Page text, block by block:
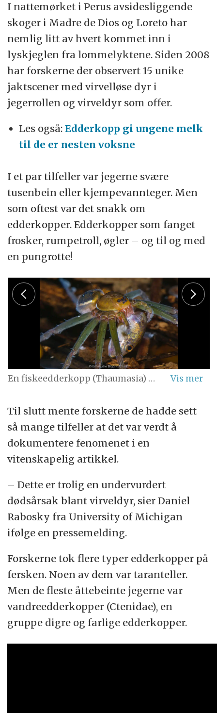
I nattemørket i Perus avsidesliggende
skoger i Madre de Dios og Loreto har
nemlig litt av hvert kommet inn i
lyskjeglen fra lommelyktene. Siden 2008
har forskerne der observert 15 unike
jaktscener med virvelløse dyr i
jegerrollen og virveldyr som offer.
Les også:Edderkopp gi ungene melk
til de er nesten voksne
I et par tilfeller var jegerne svære
tusenbein eller kjempevannteger. Men
som oftest var det snakk om
edderkopper. Edderkopper som fanget
frosker, rumpetroll, øgler – og til og med
en pungrotte!
En fiskeedderkopp (Thaumasia) har fått kloa i et rumpetroll. (Foto: Emanuele Biggi, Amphibian & Reptile Conservation)
Til slutt mente forskerne de hadde sett
så mange tilfeller at det var verdt å
dokumentere fenomenet i en
vitenskapelig artikkel.
– Dette er trolig en undervurdert
dødsårsak blant virveldyr, sier Daniel
Rabosky fra University of Michigan
ifølge en pressemelding.
Forskerne tok flere typer edderkopper på
fersken. Noen av dem var taranteller.
Men de fleste åttebeinte jegerne var
vandreedderkopper (Ctenidae), en
gruppe digre og farlige edderkopper.